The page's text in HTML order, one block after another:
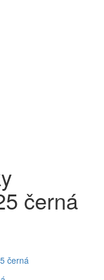
černá
černá